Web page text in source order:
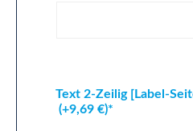
Text 2-Zeilig [Label-
(+9,69 €)*